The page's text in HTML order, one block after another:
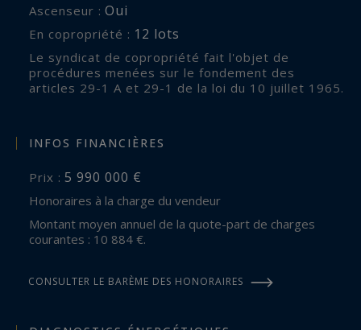
Ascenseur : Oui
En copropriété : 12 lots
Le syndicat de copropriété fait l'objet de
procédures menées sur le fondement des
articles 29-1 A et 29-1 de la loi du 10 juillet 1965.
INFOS FINANCIÈRES
Prix : 5 990 000 €
Honoraires à la charge du vendeur
Montant moyen annuel de la quote-part de charges
courantes : 10 884 €.
CONSULTER LE BARÈME DES HONORAIRES